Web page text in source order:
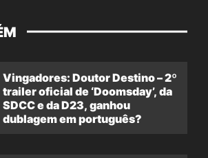
Vingadores: Doutor Destino – 2º
trailer oficial de ‘Doomsday’, da
SDCC e da D23, ganhou
dublagem em português?